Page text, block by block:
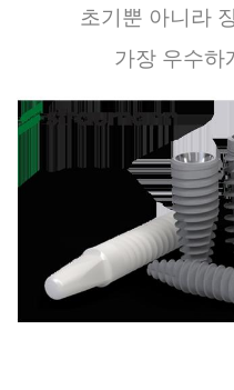
초기뿐 아니라
가장 우수하